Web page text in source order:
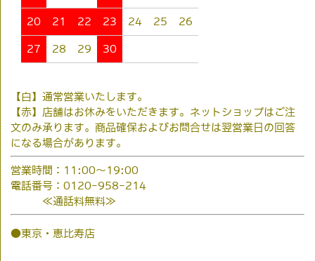
20 21 22 23 24 25 26
27 28 29 30
【白】通常営業いたします。
【赤】店舗はお休みをいただきます。ネットショップはご注
文のみ承ります。商品確保およびお問合せは翌営業日の回答
になる場合があります。
営業時間：11:00～19:00
電話番号：0120-958-214
≪通話料無料≫
●東京・恵比寿店